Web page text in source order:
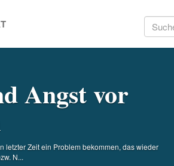
Suchen
Angst vor
letzter Zeit ein Problem bekommen, das wieder
N...